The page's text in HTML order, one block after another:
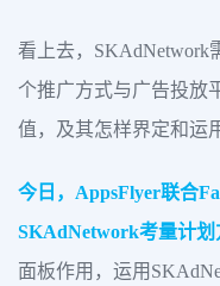
看上去，SKAdNetwork
个推广方式与广告投放
值，及其怎样界定和运
今日，AppsFlyer联合
SKAdNetwork考量计划
面板作用，运用